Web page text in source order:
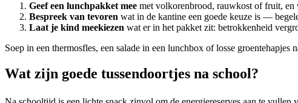
Geef een lunchpakket mee met volkorenbrood, rauwkost of fruit, en
Bespreek van tevoren wat in de kantine een goede keuze is —
Laat je kind meekiezen wat er in het pakket zit: betrokkenheid
Soep in een thermosfles, een salade in een lunchbox of losse
Wat zijn goede tussendoortjes na school?